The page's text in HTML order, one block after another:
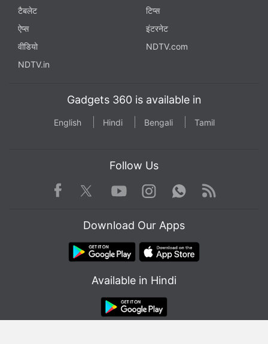
टैबलेट
टिप्स
ऐप्स
इंटरनेट
वीडियो
NDTV.com
NDTV.in
Gadgets 360 is available in
English Hindi Bengali Tamil
Follow Us
Facebook TwitterYoutube
Instagram WhatsApp
Rss
Download Our Apps
Available in Hindi